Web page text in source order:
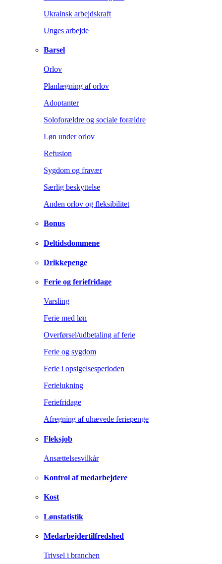
Ukrainsk arbejdskraft
Unges arbejde
Barsel
Orlov
Planlægning af orlov
Adoptanter
Soloforældre og sociale forældre
Løn under orlov
Refusion
Sygdom og fravær
Særlig beskyttelse
Anden orlov og fleksibilitet
Bonus
Deltidsdommene
Drikkepenge
Ferie og feriefridage
Varsling
Ferie med løn
Overførsel/udbetaling af ferie
Ferie og sygdom
Ferie i opsigelsesperioden
Ferielukning
Feriefridage
Afregning af uhævede feriepenge
Fleksjob
Ansættelsesvilkår
Kontrol af medarbejdere
Kost
Lønstatistik
Medarbejdertilfredshed
Trivsel i branchen